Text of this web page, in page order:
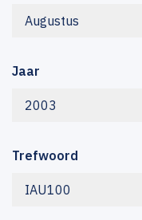
Augustus
Jaar
2003
Trefwoord
IAU100